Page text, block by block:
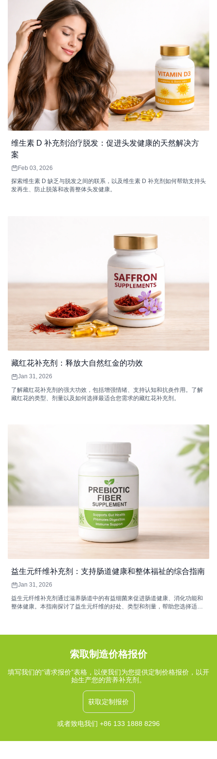
维生素 D 补充剂治疗脱发：促进头发健康的天然解决方
案
Feb 03, 2026
探索维生素 D 缺乏与脱发之间的联系，以及维生素 D 补充剂如何帮助支持头
发再生、防止脱落和改善整体头发健康。
藏红花补充剂：释放大自然红金的功效
Jan 31, 2026
了解藏红花补充剂的强大功效，包括增强情绪、支持认知和抗炎作用。了解
藏红花的类型、剂量以及如何选择最适合您需求的藏红花补充剂。
益生元纤维补充剂：支持肠道健康和整体福祉的综合指南
Jan 31, 2026
益生元纤维补充剂通过滋养肠道中的有益细菌来促进肠道健康、消化功能和
整体健康。本指南探讨了益生元纤维的好处、类型和剂量，帮助您选择适合
索取制造价格报价
填写我们的“请求报价”表格，以便我们为您提供定制价格报价，以开
始生产您的营养补充剂。
获取定制报价
或者致电我们 +86 133 1888 8296